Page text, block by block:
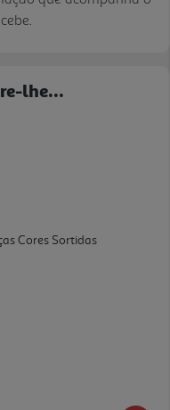
lhe...
Cores Sortidas